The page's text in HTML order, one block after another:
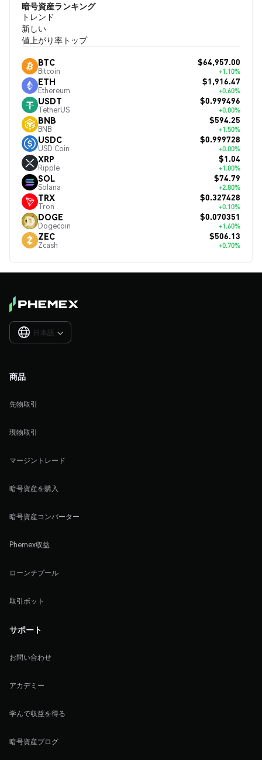
暗号資産ランキング
トレンド
新しい
値上がり率トップ
BTC
Bitcoin
$64,957.00
+1.10%
ETH
Ethereum
$1,916.47
+0.60%
USDT
TetherUS
$0.999496
+0.00%
BNB
BNB
$594.25
+1.50%
USDC
USD Coin
$0.999728
+0.00%
XRP
Ripple
$1.04
+1.00%
SOL
Solana
$74.79
+2.80%
TRX
Tron
$0.327428
+0.10%
DOGE
Dogecoin
$0.070351
+1.60%
ZEC
Zcash
$506.13
+0.70%
日本語 
商品
先物取引
現物取引
マージントレード
暗号資産を購入
暗号資産コンバーター
Phemex収益
ローンチプール
取引ボット
サポート
お問い合わせ
アカデミー
学んで収益を得る
暗号資産ブログ